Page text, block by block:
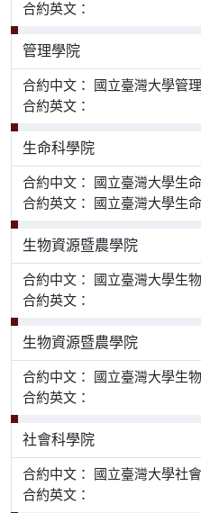
合約英文：
管理學院
合約中文： 國立臺灣大學管
合約英文：
生命科學院
合約中文： 國立臺灣大學生
合約英文： 國立臺灣大學生
生物資源暨農學院
合約中文： 國立臺灣大學生
合約英文：
生物資源暨農學院
合約中文： 國立臺灣大學生
合約英文：
社會科學院
合約中文： 國立臺灣大學社
合約英文：